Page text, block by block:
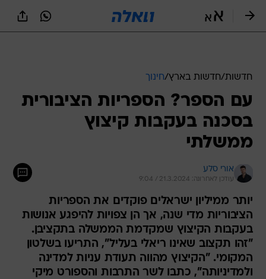
חדשות/חדשות בארץ/חינוך
עם הספר? הספריות הציבורית
בסכנה בעקבות קיצוץ
ממשלתי
אורי סלע
עודכן לאחרונה: 21.3.2024 / 9:04
יותר ממיליון ישראלים פוקדים את הספריות
הציבוריות מדי שנה, אך הן צפויות להיפגע אנושות
בעקבות הקיצוץ שמקדמת הממשלה בתקציבן.
"זהו תקצוב שאינו ריאלי בעליל", התריעו בשלטון
המקומי. "הקיצוץ מהווה תעודת עניות למדינה
ולמדיניותה", כתבו לשר התרבות והספורט מיקי